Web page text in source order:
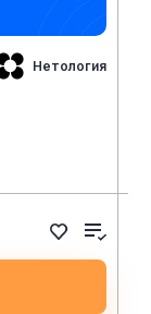
Нетология